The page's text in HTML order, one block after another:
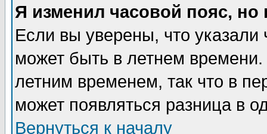
Я изменил часовой пояс,
Если вы уверены, что указали
может быть в летнем
летним временем, так что в
может появляться разница в
Вернуться к началу